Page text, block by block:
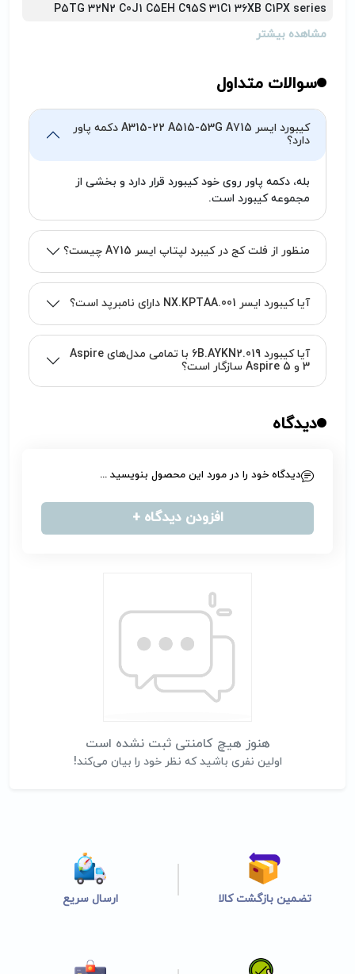
P5TG 32N2 C0J1 C5EH C95S 31C1 36XB C1PX series
مشاهده بیشتر
سوالات متداول
کیبورد ایسر A315-22 A515-53G A715 دکمه پاور
دارد؟
بله، دکمه پاور روی خود کیبورد قرار دارد و بخشی از
مجموعه کیبورد است.
منظور از فلت کج در کیبرد لپتاپ ایسر A715 چیست؟
آیا کیبورد ایسر NX.KPTAA.001 دارای نامبرپد است؟
آیا کیبورد 6B.AYKN2.019 با تمامی مدل‌های Aspire
3 و Aspire 5 سازگار است؟
دیدگاه
هنوز هیچ کامنتی ثبت نشده است
اولین نفری باشید که نظر خود را بیان می‌کند!
دیدگاه خود را در مورد این محصول بنویسید ...
افزودن دیدگاه +
تضمین بازگشت کالا ارسال سریع